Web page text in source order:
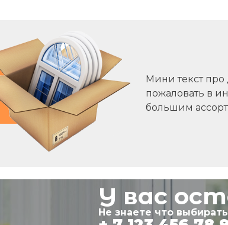
Мини текст
пожаловать в
большим
У вас
Не знаете что